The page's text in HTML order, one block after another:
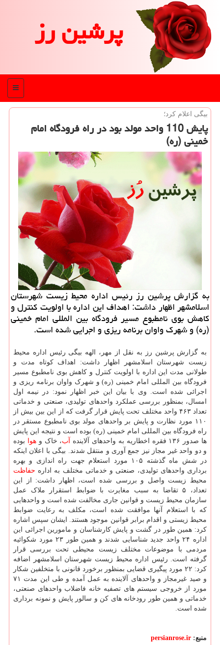
پرشین رز
منو
بیگی اعلام كرد؛
پایش 110 واحد مولد بود در راه فرودگاه امام
خمینی (ره)
به گزارش پرشین رز رئیس اداره محیط زیست شهرستان
اسلامشهر اظهار داشت: اهداف این اداره با اولویت كنترل و
كاهش بوی نامطبوع مسیر فرودگاه بین المللی امام خمینی
(ره) و شهرك واوان برنامه ریزی و اجرایی شده است.
به گزارش پرشین رز به نقل از مهر، الهه بیگی رئیس اداره محیط
زیست شهرستان اسلامشهر اظهار داشت: اهداف کوتاه مدت و
طولانی مدت این اداره با اولویت کنترل و کاهش بوی نامطبوع مسیر
فرودگاه بین المللی امام خمینی (ره) و شهرک واوان برنامه ریزی و
اجرائی شده است. وی با بیان این خبر اظهار نمود: در نیمه اول
امسال، بمنظور بررسی عملکرد واحدهای تولیدی، صنعتی و خدماتی
تعداد ۴۶۳ واحد مختلف تحت پایش قرار گرفت که از این بین بیش از
۱۱۰ مورد نظارت و پایش بر واحدهای مولد بوی نامطبوع مستقر در
راه فرودگاه بین المللی امام خمینی (ره) بوده است و نتیجه این پایش
ها صدور ۱۳۶ فقره اخطاریه به واحدهای آلاینده
آب، خاک وهوا بوده
و دو واحد غیر مجاز نیز جمع آوری و منتقل شدند. بیگی با اعلان اینکه
در شش ماه گذشته ۱۰۵ مورد استعلام جهت راه اندازی و بهره
برداری واحدهای تولیدی، صنعتی و خدماتی مختلف به اداره حفاظت
محیط زیست واصل و بررسی شده است، اظهار داشت: از این
تعداد، ۵ تقاضا به سبب مغایرت با ضوابط استقرار ملاک عمل
سازمان محیط زیست و قوانین جاری مخالفت شده است و واحدهایی
که با استعلام آنها موافقت شده است، مکلف به رعایت ضوابط
محیط زیستی و اقدام برابر قوانین موجود هستند. ایشان سپس اشاره
کرد: همین طور در گشت و پایش کارشناسان و مامورین اجرائی این
اداره ۲۴ واحد جدید شناسایی شدند و همین طور ۲۳ مورد شکوائیه
مردمی با موضوعات مختلف زیست محیطی تحت بررسی قرار
گرفته است. رئیس اداره محیط زیست شهرستان اسلامشهر اضافه
کرد: ۲۲ مورد پیگیری قضایی بمنظور برخورد قانونی با متخلفین شکار
و صید غیرمجاز و واحدهای آلاینده به عمل آمده و طی این مدت ۷۱
مورد از خروجی سیستم های تصفیه خانه فاضلاب واحدهای صنعتی،
خدماتی و همین طور رودخانه های کن و سالور پایش و نمونه برداری
شده است.
منبع: persianrose.ir